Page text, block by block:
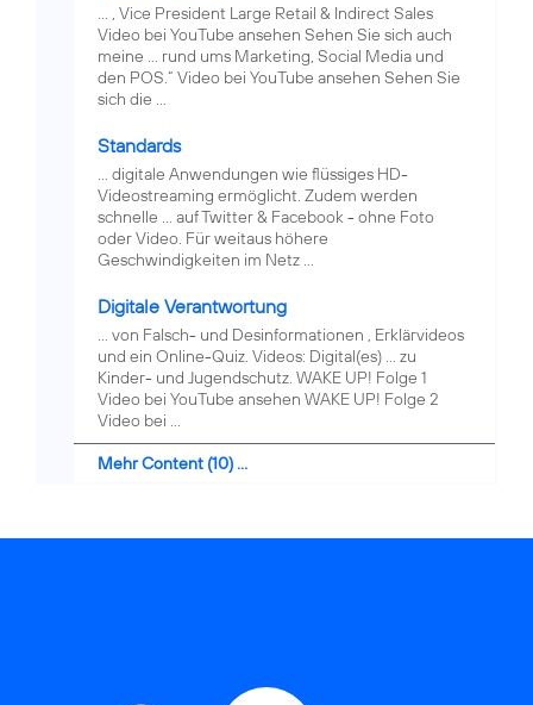
... , Vice President Large Retail & Indirect Sales
Video bei YouTube ansehen Sehen Sie sich auch
meine ... rund ums Marketing, Social Media und
den POS.“ Video bei YouTube ansehen Sehen Sie
sich die ...
Standards
... digitale Anwendungen wie flüssiges HD-
Videostreaming ermöglicht. Zudem werden
schnelle ... auf Twitter & Facebook - ohne Foto
oder Video. Für weitaus höhere
Geschwindigkeiten im Netz ...
Digitale Verantwortung
... von Falsch- und Desinformationen , Erklärvideos
und ein Online-Quiz. Videos: Digital(es) ... zu
Kinder- und Jugendschutz. WAKE UP! Folge 1
Video bei YouTube ansehen WAKE UP! Folge 2
Video bei ...
Mehr Content (10) ...